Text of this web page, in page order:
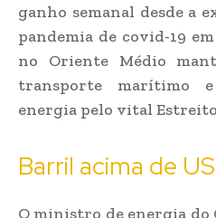
ganho semanal desde a
pandemia de covid-19
no Oriente Médio
transporte marítimo
energia pelo vital
Barril acima de
O ministro de energia do